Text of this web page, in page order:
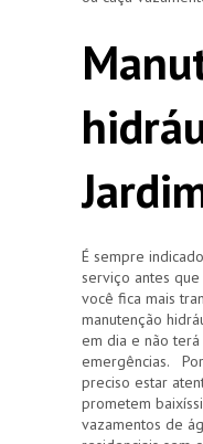
É sempre
serviço antes
você fica mais
manutenção
em dia e não
emergências.
preciso estar
prometem
vazamentos de